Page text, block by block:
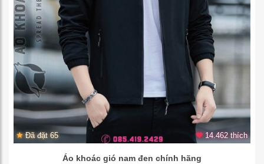
Đã đặt 65 14.462 thích
Áo khoác gió nam đen chính hãng